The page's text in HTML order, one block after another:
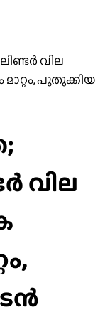
വില
പുതുക്കിയ
വില